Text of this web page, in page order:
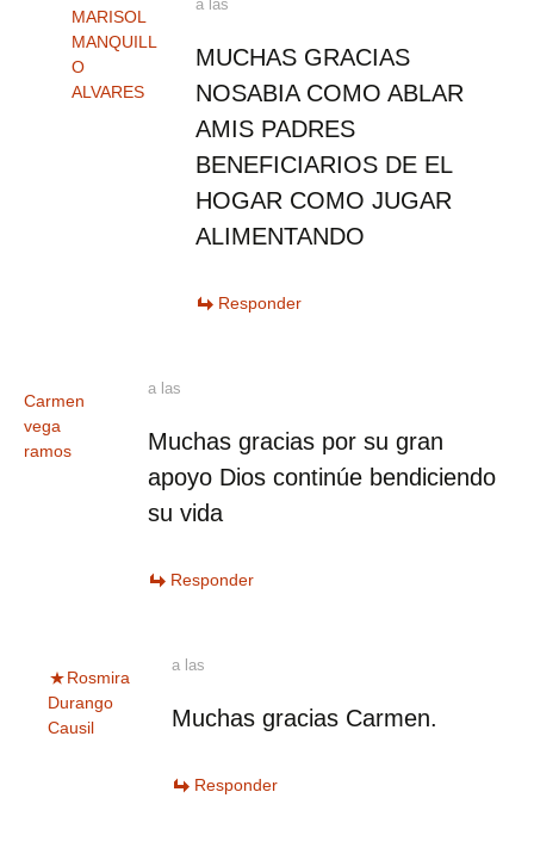
MARISOL
MANQUILL
O
ALVARES
a las
MUCHAS GRACIAS
NOSABIA COMO ABLAR
AMIS PADRES
BENEFICIARIOS DE EL
HOGAR COMO JUGAR
ALIMENTANDO
Responder
Carmen
vega
ramos
a las
Muchas gracias por su gran
apoyo Dios continúe bendiciendo
su vida
Responder
Rosmira
Durango
Causil
a las
Muchas gracias Carmen.
Responder